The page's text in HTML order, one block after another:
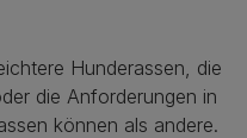
Hunderassen, die
die Anforderungen in
können als andere.